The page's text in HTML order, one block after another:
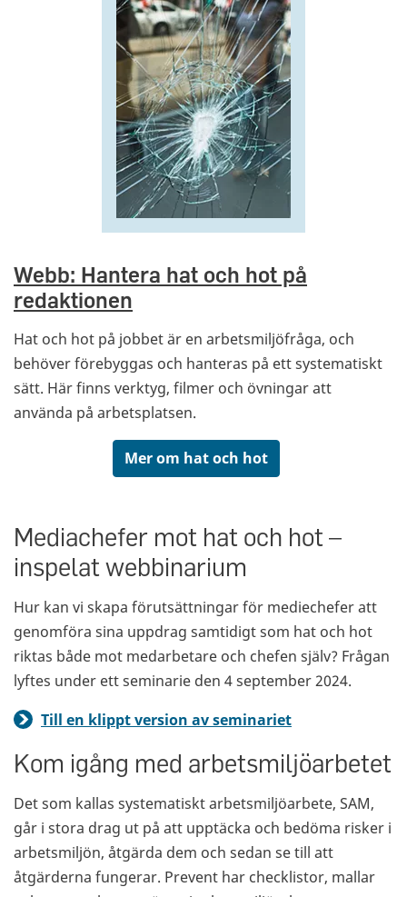
Webb: Hantera hat och hot på
redaktionen
Hat och hot på jobbet är en arbetsmiljöfråga, och
behöver förebyggas och hanteras på ett systematiskt
sätt. Här finns verktyg, filmer och övningar att
använda på arbetsplatsen.
Mer om hat och hot
Mediachefer mot hat och hot –
inspelat webbinarium
Hur kan vi skapa förutsättningar för mediechefer att
genomföra sina uppdrag samtidigt som hat och hot
riktas både mot medarbetare och chefen själv? Frågan
lyftes under ett seminarie den 4 september 2024.
Till en klippt version av seminariet
Kom igång med arbetsmiljöarbetet
Det som kallas systematiskt arbetsmiljöarbete, SAM,
går i stora drag ut på att upptäcka och bedöma risker i
arbetsmiljön, åtgärda dem och sedan se till att
åtgärderna fungerar. Prevent har checklistor, mallar